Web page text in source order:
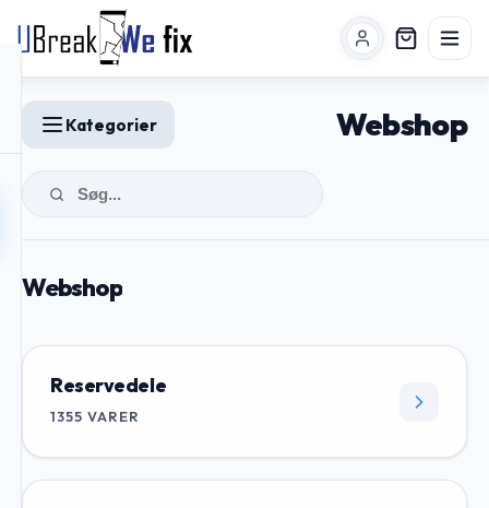
Kategorier Webshop
Webshop
Reservedele
1355 VARER